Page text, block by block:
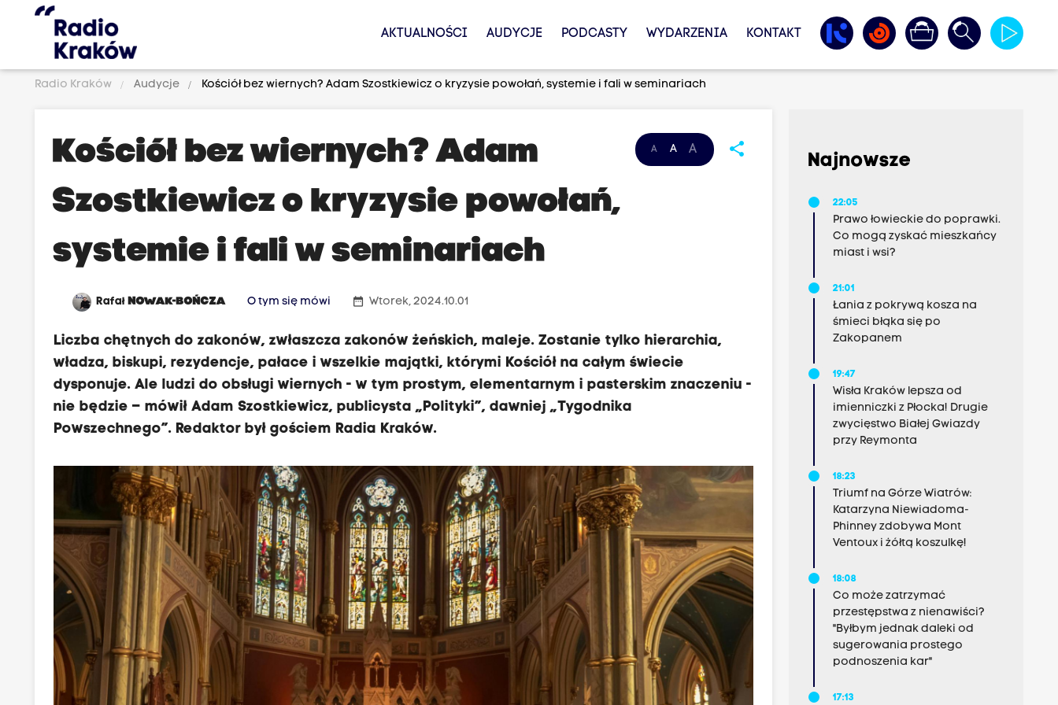
AKTUALNOŚCI AUDYCJE PODCASTY WYDARZENIA KONTAKT
Radio Kraków Audycje Kościół bez wiernych? Adam Szostkiewicz o kryzysie powołań, systemie i fali w seminariach
A A A share
Kościół bez wiernych? Adam
Szostkiewicz o kryzysie powołań,
systemie i fali w seminariach
RafałNOWAK-BOŃCZA O tym się mówi date_range Wtorek, 2024.10.01
Liczba chętnych do zakonów, zwłaszcza zakonów żeńskich, maleje. Zostanie tylko hierarchia,
władza, biskupi, rezydencje, pałace i wszelkie majątki, którymi Kościół na całym świecie
dysponuje. Ale ludzi do obsługi wiernych - w tym prostym, elementarnym i pasterskim znaczeniu -
nie będzie – mówił Adam Szostkiewicz, publicysta „Polityki”, dawniej „Tygodnika
Powszechnego”. Redaktor był gościem Radia Kraków.
Najnowsze
22:05
Prawo łowieckie do poprawki.
Co mogą zyskać mieszkańcy
miast i wsi?
21:01
Łania z pokrywą kosza na
śmieci błąka się po
Zakopanem
19:47
Wisła Kraków lepsza od
imienniczki z Płocka! Drugie
zwycięstwo Białej Gwiazdy
przy Reymonta
18:23
Triumf na Górze Wiatrów:
Katarzyna Niewiadoma-
Phinney zdobywa Mont
Ventoux i żółtą koszulkę!
18:08
Co może zatrzymać
przestępstwa z nienawiści?
"Byłbym jednak daleki od
sugerowania prostego
podnoszenia kar"
17:13